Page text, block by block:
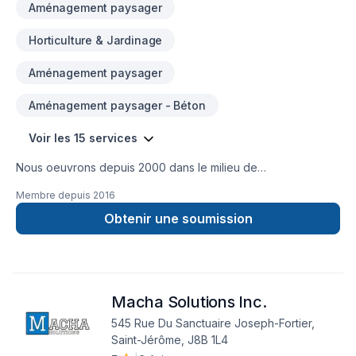
test of time.Concrete Paving: Sturdy, reliable, and
spaces.Residential or Commercial, We Deliver
Excellence!Contact us today for a free consultation. Let’s
pave the way to a smoother future!
Aménagement paysager
Horticulture & Jardinage
Aménagement paysager
Aménagement paysager - Béton
Voir les 15 services
Nous oeuvrons depuis 2000 dans le milieu de
marches et pierres naturelles (mur de soutènement).-Dalles
et Pavé uni.-Harmonisation et plantation des végétaux-
Travaux civil tel que: chemin d'acces, fossés, ponceaux.
Membre depuis 2016
Obtenir une soumission
Macha Solutions Inc.
545 Rue Du Sanctuaire Joseph-Fortier,
Saint-Jérôme, J8B 1L4